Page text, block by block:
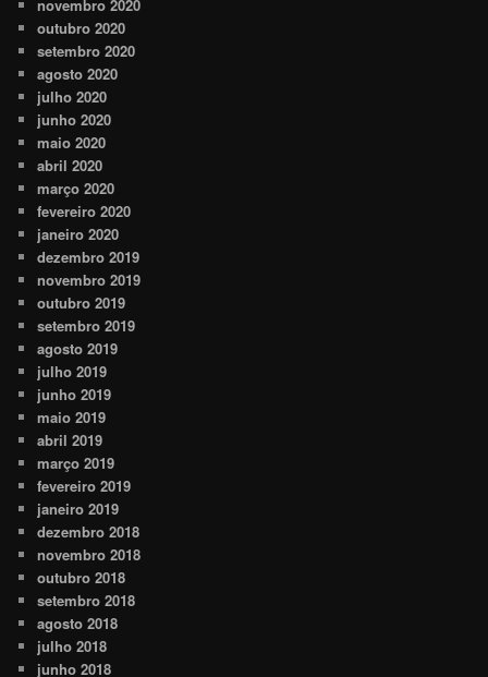
novembro 2020
outubro 2020
setembro 2020
agosto 2020
julho 2020
junho 2020
maio 2020
abril 2020
março 2020
fevereiro 2020
janeiro 2020
dezembro 2019
novembro 2019
outubro 2019
setembro 2019
agosto 2019
julho 2019
junho 2019
maio 2019
abril 2019
março 2019
fevereiro 2019
janeiro 2019
dezembro 2018
novembro 2018
outubro 2018
setembro 2018
agosto 2018
julho 2018
junho 2018